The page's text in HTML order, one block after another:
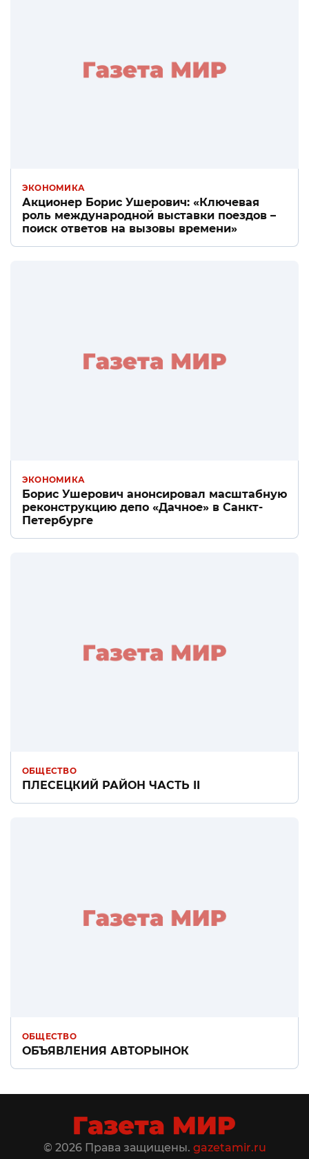
ЭКОНОМИКА
Акционер Борис Ушерович: «Ключевая
роль международной выставки поездов –
поиск ответов на вызовы времени»
ЭКОНОМИКА
Борис Ушерович анонсировал масштабную
реконструкцию депо «Дачное» в Санкт-
Петербурге
ОБЩЕСТВО
ПЛЕСЕЦКИЙ РАЙОН ЧАСТЬ II
ОБЩЕСТВО
ОБЪЯВЛЕНИЯ АВТОРЫНОК
© 2026 Права защищены. gazetamir.ru